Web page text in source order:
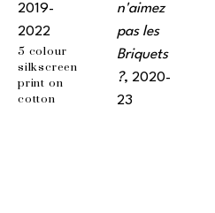
2019-
2022
5 colour
silkscreen
print on
cotton
n'aimez
pas les
Briquets
?, 2020-
23